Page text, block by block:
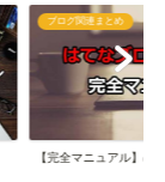
ブログ関連まとめ
【完全マニュアル】は